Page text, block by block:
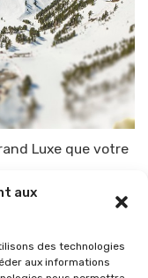
aux
des technologies
aux informations
Luxe que votre